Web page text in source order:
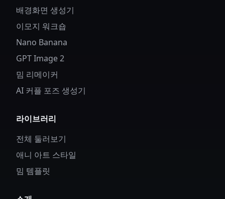
배경화면 생성기
이모지 워크숍
Nano Banana
GPT Image 2
밈 리메이커
AI 커플 포즈 생성기
라이브러리
전체 둘러보기
애니 아트 스타일
밈 템플릿